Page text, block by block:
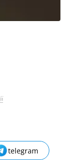
telegram